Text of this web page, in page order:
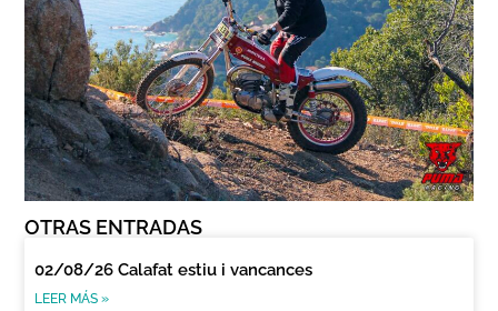
OTRAS ENTRADAS
02/08/26 Calafat estiu i vancances
LEER MÁS »